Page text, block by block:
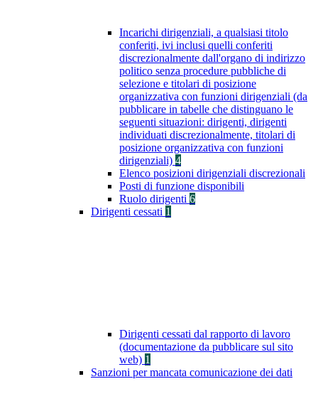
Incarichi dirigenziali, a qualsiasi titolo
conferiti, ivi inclusi quelli conferiti
discrezionalmente dall'organo di indirizzo
politico senza procedure pubbliche di
selezione e titolari di posizione
organizzativa con funzioni dirigenziali (da
pubblicare in tabelle che distinguano le
seguenti situazioni: dirigenti, dirigenti
individuati discrezionalmente, titolari di
posizione organizzativa con funzioni
dirigenziali) 4
Elenco posizioni dirigenziali discrezionali
Posti di funzione disponibili
Ruolo dirigenti 6
Dirigenti cessati 1
Dirigenti cessati dal rapporto di lavoro
(documentazione da pubblicare sul sito
web) 1
Sanzioni per mancata comunicazione dei dati